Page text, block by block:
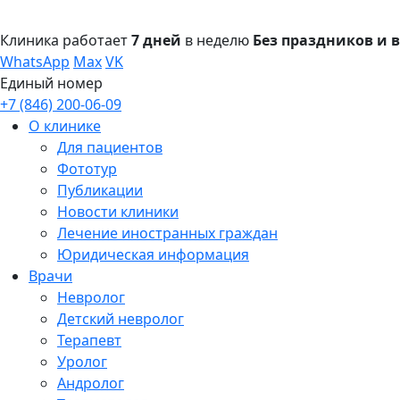
Клиника работает7 дней в неделю Без праздников и
WhatsApp MaxVK
Единый номер
+7 (846) 200-06-09
О клинике
Для пациентов
Фототур
Публикации
Новости клиники
Лечение иностранных граждан
Юридическая информация
Врачи
Невролог
Детский невролог
Терапевт
Уролог
Андролог